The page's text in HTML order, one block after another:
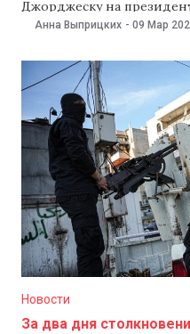
Джорджеску на
приняли на заседании 8
числе, о жалобах против
правого кандидата
обсуждений
Анна Выприцких - 09 Мар
Новости
За два дня